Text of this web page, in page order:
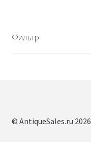
Фильтр
© AntiqueSales.ru 2026